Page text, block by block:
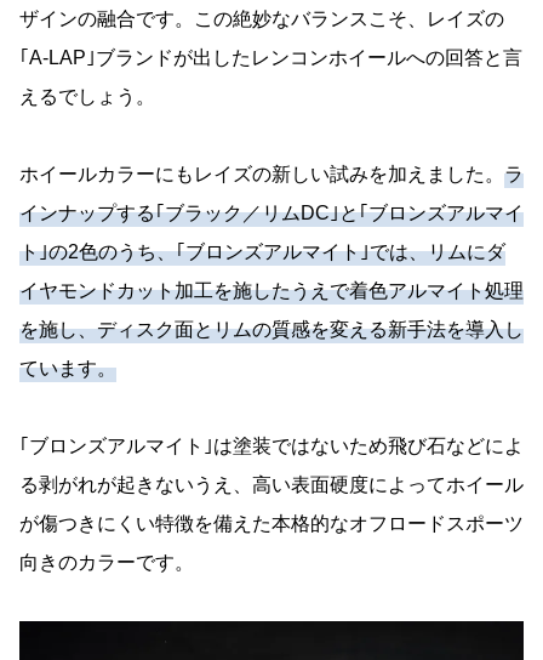
ザインの融合です。この絶妙なバランスこそ、レイズの
｢A-LAP｣ブランドが出したレンコンホイールへの回答と言
えるでしょう。
ホイールカラーにもレイズの新しい試みを加えました。 ラ
インナップする｢ブラック／リムDC｣と｢ブロンズアルマイ
ト｣の2色のうち、｢ブロンズアルマイト｣では、リムにダ
イヤモンドカット加工を施したうえで着色アルマイト処理
を施し、ディスク面とリムの質感を変える新手法を導入し
ています。
｢ブロンズアルマイト｣は塗装ではないため飛び石などによ
る剥がれが起きないうえ、高い表面硬度によってホイール
が傷つきにくい特徴を備えた本格的なオフロードスポーツ
向きのカラーです。